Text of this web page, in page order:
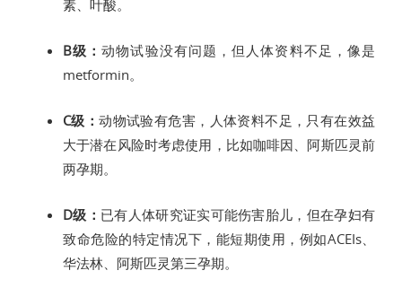
素、叶酸。
B级：动物试验没有问题，但人体资料不足，像是
metformin。
C级：动物试验有危害，人体资料不足，只有在效益
大于潜在风险时考虑使用，比如咖啡因、阿斯匹灵前
两孕期。
D级： 已有人体研究证实可能伤害胎儿，但在孕妇有
致命危险的特定情况下，能短期使用，例如ACEIs、
华法林、阿斯匹灵第三孕期。